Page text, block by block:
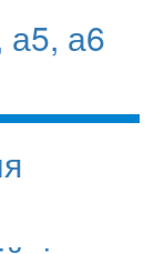
а5, а6